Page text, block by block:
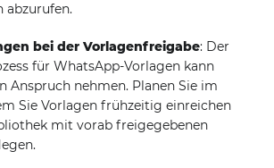
abzurufen.
bei der Vorlagenfreigabe: Der
für WhatsApp-Vorlagen kann
Anspruch nehmen. Planen Sie im
Sie Vorlagen frühzeitig einreichen
mit vorab freigegebenen